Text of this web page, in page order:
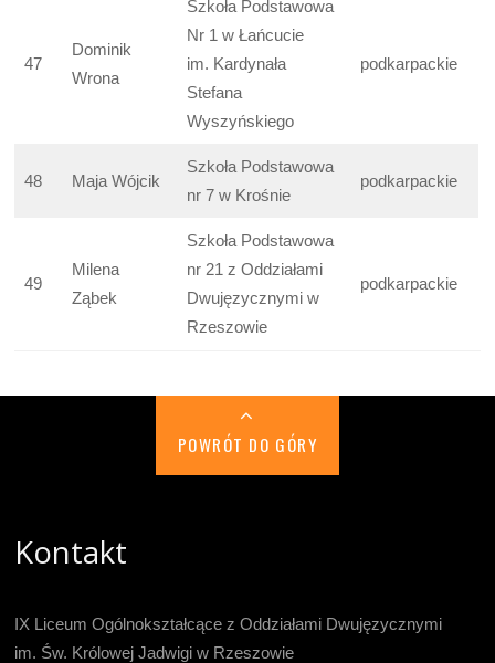
47
Dominik
Wrona
Szkoła Podstawowa
Nr 1 w Łańcucie
im. Kardynała
Stefana
Wyszyńskiego
podkarpackie
48 Maja Wójcik
Szkoła Podstawowa
nr 7 w Krośnie
podkarpackie
49
Milena
Ząbek
Szkoła Podstawowa
nr 21 z Oddziałami
Dwujęzycznymi w
Rzeszowie
podkarpackie
POWRÓT DO GÓRY
Kontakt
IX Liceum Ogólnokształcące z Oddziałami Dwujęzycznymi
im. Św. Królowej Jadwigi w Rzeszowie